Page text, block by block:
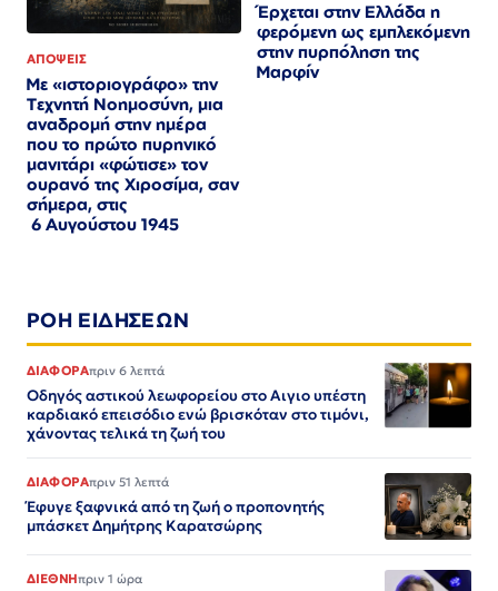
ΑΠΟΨΕΙΣ
Με «ιστοριογράφο» την
Τεχνητή Νοημοσύνη, μια
αναδρομή στην ημέρα
που το πρώτο πυρηνικό
μανιτάρι «φώτισε» τον
ουρανό της Χιροσίμα, σαν
σήμερα, στις
6 Αυγούστου 1945
Έρχεται στην Ελλάδα η
φερόμενη ως εμπλεκόμενη
στην πυρπόληση της
Μαρφίν
ΡΟΗ ΕΙΔΗΣΕΩΝ
ΔΙΑΦΟΡΑπριν 6 λεπτά
Οδηγός αστικού λεωφορείου στο Αιγιο υπέστη
καρδιακό επεισόδιο ενώ βρισκόταν στο τιμόνι,
χάνοντας τελικά τη ζωή του
ΔΙΑΦΟΡΑπριν 51 λεπτά
Έφυγε ξαφνικά από τη ζωή ο προπονητής
μπάσκετ Δημήτρης Καρατσώρης
ΔΙΕΘΝΗπριν 1 ώρα